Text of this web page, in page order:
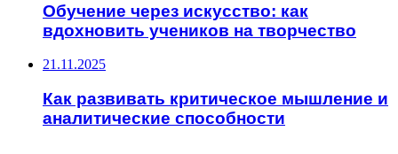
Обучение через искусство: как
вдохновить учеников на творчество
21.11.2025
Как развивать критическое мышление и
аналитические способности